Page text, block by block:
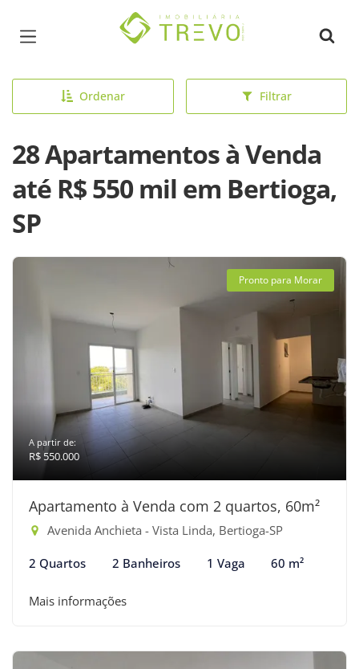
Página inicial
Ordenar Filtrar
28 Apartamentos à Venda
até R$ 550 mil em Bertioga,
SP
Pronto para Morar
A partir de:
R$ 550.000
Apartamento à Venda com 2 quartos, 60m²
Avenida Anchieta - Vista Linda, Bertioga-SP
2 Quartos 2 Banheiros 1 Vaga 60 m²
Mais informações